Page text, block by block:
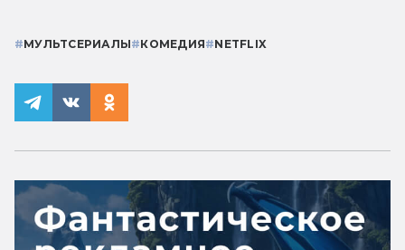
#МУЛЬТСЕРИАЛЫ#КОМЕДИЯ#NETFLIX